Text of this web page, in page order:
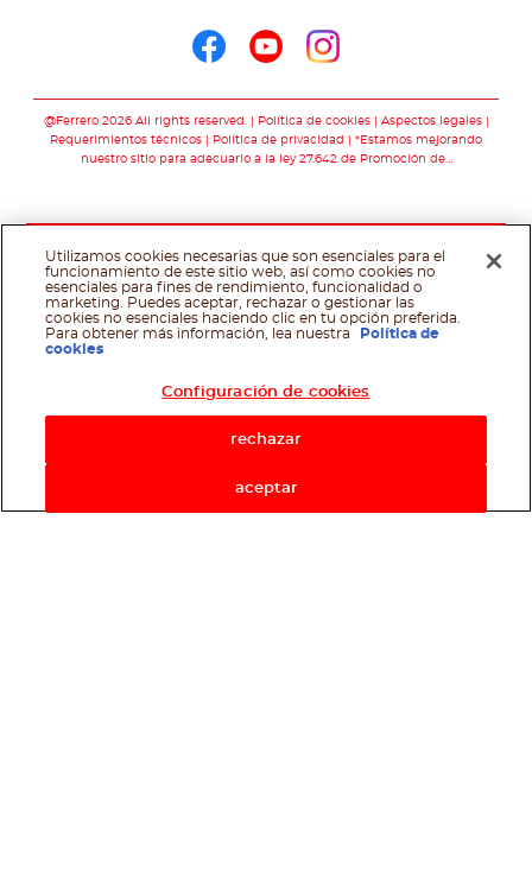
@Ferrero 2026 All rights reserved. Política de cookies
Aspectos legales
Requerimientos técnicos
Política de privacidad
*Estamos mejorando
nuestro sitio para adecuarlo a la ley 27.642 de Promoción de…
Utilizamos cookies necesarias que son esenciales para el
funcionamiento de este sitio web, así como cookies no
esenciales para fines de rendimiento, funcionalidad o
marketing. Puedes aceptar, rechazar o gestionar las
cookies no esenciales haciendo clic en tu opción preferida.
Para obtener más información, lea nuestra
Política de
cookies
Configuración de cookies
rechazar
aceptar